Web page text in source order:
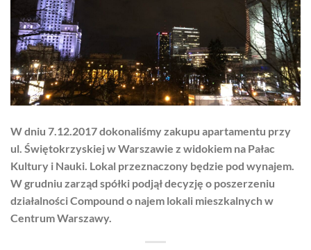
W dniu 7.12.2017 dokonaliśmy zakupu apartamentu przy
ul. Świętokrzyskiej w Warszawie z widokiem na Pałac
Kultury i Nauki. Lokal przeznaczony będzie pod wynajem.
W grudniu zarząd spółki podjął decyzję o poszerzeniu
działalności Compound o najem lokali mieszkalnych w
Centrum Warszawy.